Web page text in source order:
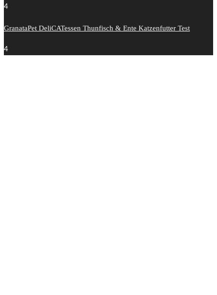
4
GranataPet DeliCATessen Thunfisch & Ente Katzenfutter Test
4